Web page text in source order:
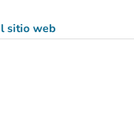
sitio web
pestaña)